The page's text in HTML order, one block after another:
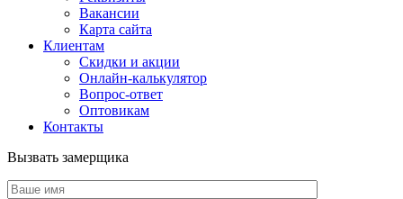
Вакансии
Карта сайта
Клиентам
Скидки и акции
Онлайн-калькулятор
Вопрос-ответ
Оптовикам
Контакты
Вызвать замерщика